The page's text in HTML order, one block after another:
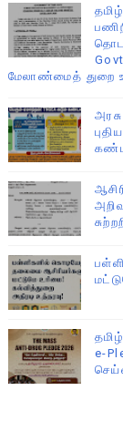
மேலாண்மைத் துறை
e-